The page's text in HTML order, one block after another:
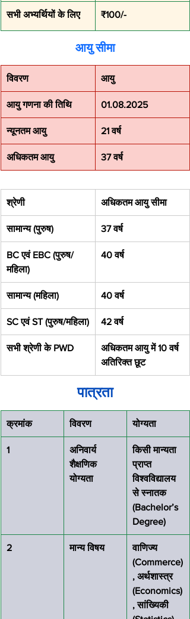
सभी अभ्यर्थियों के लिए ₹100/-
आयु सीमा
विवरण आयु
आयु गणना की तिथि 01.08.2025
न्यूनतम आयु 21 वर्ष
अधिकतम आयु 37 वर्ष
श्रेणी अधिकतम आयु सीमा
सामान्य (पुरुष) 37 वर्ष
BC एवं EBC (पुरुष/
महिला)
40 वर्ष
सामान्य (महिला) 40 वर्ष
SC एवं ST (पुरुष/महिला) 42 वर्ष
सभी श्रेणी के PWD
अधिकतम आयु में 10 वर्ष
अतिरिक्त छूट
पात्रता
क्रमांक विवरण योग्यता
1
अनिवार्य
शैक्षणिक
योग्यता
किसी मान्यता
प्राप्त
विश्वविद्यालय
से स्नातक
(Bachelor’s
Degree)
2 मान्य विषय
वाणिज्य
(Commerce)
, अर्थशास्त्र
(Economics)
, सांख्यिकी